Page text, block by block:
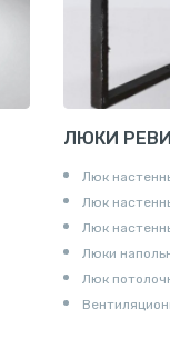
ЛЮКИ
Люк
Люк
Люк
Люки
Люк